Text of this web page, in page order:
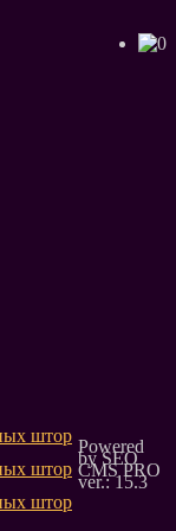
Powered
by SEO
CMS PRO
ver.: 15.3